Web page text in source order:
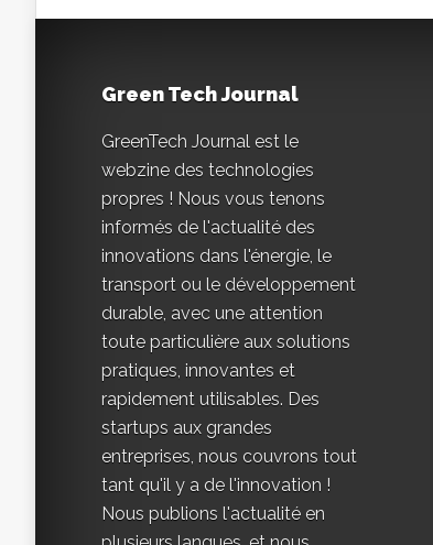
Green Tech Journal
GreenTech Journal est le
webzine des technologies
propres ! Nous vous tenons
informés de l'actualité des
innovations dans l'énergie, le
transport ou le développement
durable, avec une attention
toute particulière aux solutions
pratiques, innovantes et
rapidement utilisables. Des
startups aux grandes
entreprises, nous couvrons tout
tant qu'il y a de l'innovation !
Nous publions l'actualité en